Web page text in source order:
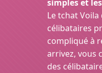
simples et
Le tchat
célibataires
compliqué à
arrivez, vous
des